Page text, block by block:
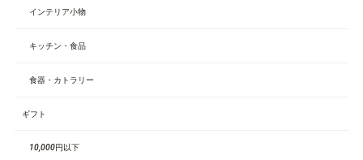
インテリア小物
キッチン・食品
食器・カトラリー
ギフト
10,000円以下